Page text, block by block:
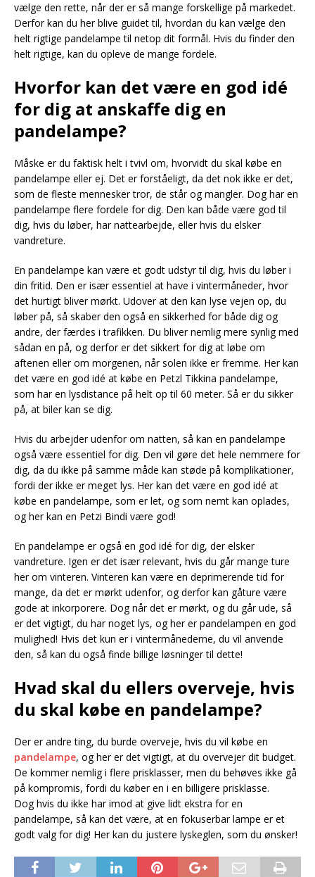
vælge den rette, når der er så mange forskellige på markedet.
Derfor kan du her blive guidet til, hvordan du kan vælge den
helt rigtige pandelampe til netop dit formål. Hvis du finder den
helt rigtige, kan du opleve de mange fordele.
Hvorfor kan det være en god idé
for dig at anskaffe dig en
pandelampe?
Måske er du faktisk helt i tvivl om, hvorvidt du skal købe en
pandelampe eller ej. Det er forståeligt, da det nok ikke er det,
som de fleste mennesker tror, de står og mangler. Dog har en
pandelampe flere fordele for dig. Den kan både være god til
dig, hvis du løber, har nattearbejde, eller hvis du elsker
vandreture.
En pandelampe kan være et godt udstyr til dig, hvis du løber i
din fritid. Den er især essentiel at have i vintermåneder, hvor
det hurtigt bliver mørkt. Udover at den kan lyse vejen op, du
løber på, så skaber den også en sikkerhed for både dig og
andre, der færdes i trafikken. Du bliver nemlig mere synlig med
sådan en på, og derfor er det sikkert for dig at løbe om
aftenen eller om morgenen, når solen ikke er fremme. Her kan
det være en god idé at købe en Petzl Tikkina pandelampe,
som har en lysdistance på helt op til 60 meter. Så er du sikker
på, at biler kan se dig.
Hvis du arbejder udenfor om natten, så kan en pandelampe
også være essentiel for dig. Den vil gøre det hele nemmere for
dig, da du ikke på samme måde kan støde på komplikationer,
fordi der ikke er meget lys. Her kan det være en god idé at
købe en pandelampe, som er let, og som nemt kan oplades,
og her kan en Petzi Bindi være god!
En pandelampe er også en god idé for dig, der elsker
vandreture. Igen er det især relevant, hvis du går mange ture
her om vinteren. Vinteren kan være en deprimerende tid for
mange, da det er mørkt udenfor, og derfor kan gåture være
gode at inkorporere. Dog når det er mørkt, og du går ude, så
er det vigtigt, du har noget lys, og her er pandelampen en god
mulighed! Hvis det kun er i vintermånederne, du vil anvende
den, så kan du også finde billige løsninger til dette!
Hvad skal du ellers overveje, hvis
du skal købe en pandelampe?
Der er andre ting, du burde overveje, hvis du vil købe en
pandelampe, og her er det vigtigt, at du overvejer dit budget.
De kommer nemlig i flere prisklasser, men du behøves ikke gå
på kompromis, fordi du køber en i en billigere prisklasse.
Dog hvis du ikke har imod at give lidt ekstra for en
pandelampe, så kan det være, at en fokuserbar lampe er et
godt valg for dig! Her kan du justere lyskeglen, som du ønsker!